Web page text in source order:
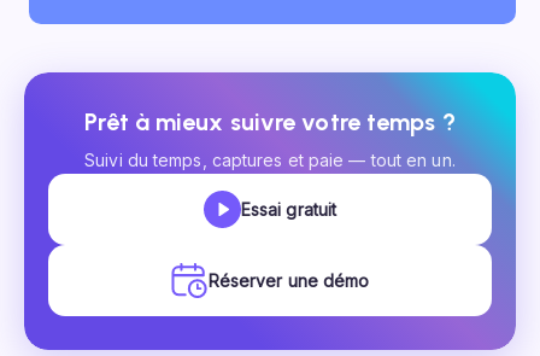
Prêt à mieux suivre votre temps ?
Suivi du temps, captures et paie — tout en un.
Essai gratuit
Réserver une démo